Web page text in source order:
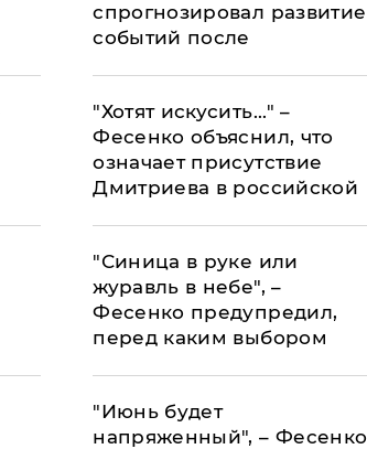
спрогнозировал развитие
событий после
"Хотят искусить..." –
Фесенко объяснил, что
означает присутствие
Дмитриева в российской
"Синица в руке или
журавль в небе", –
Фесенко предупредил,
перед каким выбором
"Июнь будет
напряженный", – Фесенко